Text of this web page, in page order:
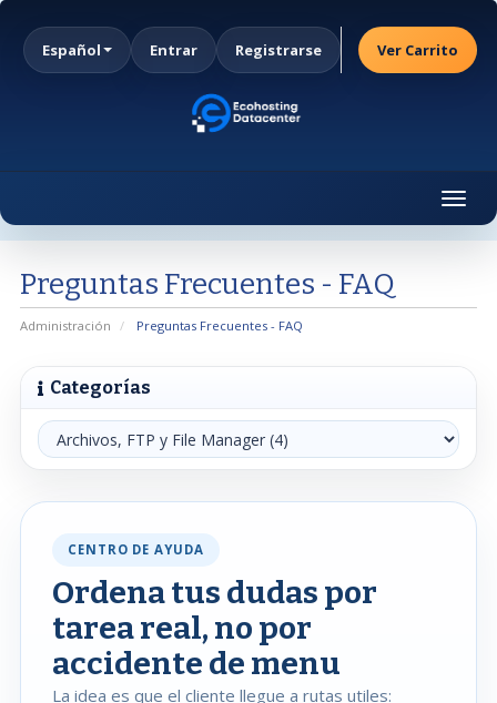
Español Entrar Registrarse Ver Carrito
Preguntas Frecuentes - FAQ
Administración Preguntas Frecuentes - FAQ
Categorías
CENTRO DE AYUDA
Ordena tus dudas por
tarea real, no por
accidente de menu
La idea es que el cliente llegue a rutas utiles: